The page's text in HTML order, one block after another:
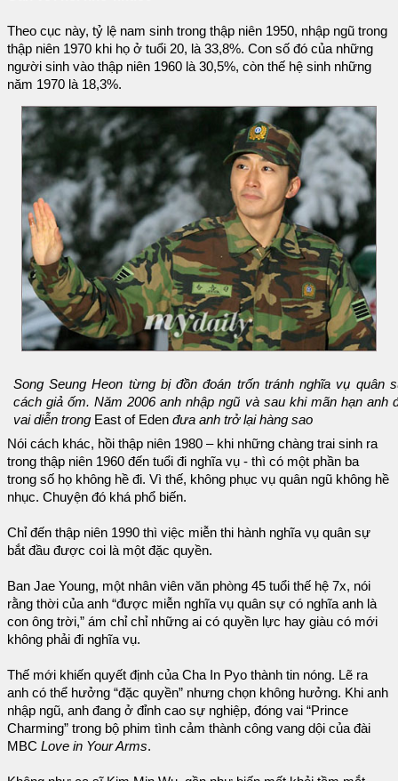
Theo cục này, tỷ lệ nam sinh trong thập niên 1950, nhập ngũ trong
thập niên 1970 khi họ ở tuổi 20, là 33,8%. Con số đó của những
người sinh vào thập niên 1960 là 30,5%, còn thế hệ sinh những
năm 1970 là 18,3%.
Song Seung Heon từng bị đồn đoán trốn tránh nghĩa vụ quân
cách giả ốm. Năm 2006 anh nhập ngũ và sau khi mãn hạn anh
vai diễn trong East of Eden đưa anh trở lại hàng sao
Nói cách khác, hồi thập niên 1980 – khi những chàng trai sinh ra
trong thập niên 1960 đến tuổi đi nghĩa vụ - thì có một phần ba
trong số họ không hề đi. Vì thế, không phục vụ quân ngũ không hề
nhục. Chuyện đó khá phổ biến.
Chỉ đến thập niên 1990 thì việc miễn thi hành nghĩa vụ quân sự
bắt đầu được coi là một đặc quyền.
Ban Jae Young, một nhân viên văn phòng 45 tuổi thế hệ 7x, nói
rằng thời của anh “được miễn nghĩa vụ quân sự có nghĩa anh là
con ông trời,” ám chỉ chỉ những ai có quyền lực hay giàu có mới
không phải đi nghĩa vụ.
Thế mới khiến quyết định của Cha In Pyo thành tin nóng. Lẽ ra
anh có thể hưởng “đặc quyền” nhưng chọn không hưởng. Khi anh
nhập ngũ, anh đang ở đỉnh cao sự nghiệp, đóng vai “Prince
Charming” trong bộ phim tình cảm thành công vang dội của đài
MBC Love in Your Arms.